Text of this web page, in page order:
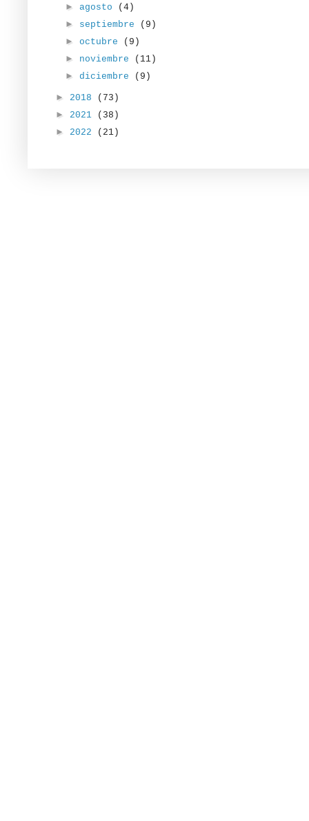
►agosto
(4)
► septiembre
(9)
►octubre
(9)
► noviembre
(11)
► diciembre
(9)
► 2018
(73)
► 2021
(38)
► 2022 (21)